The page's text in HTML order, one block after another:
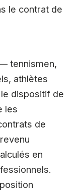
le contrat de
tennismen,
athlètes
dispositif de
les
de
en